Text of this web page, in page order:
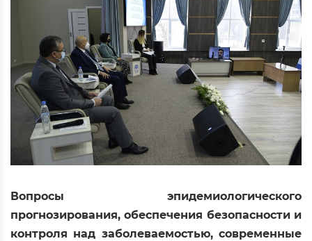
Вопросы эпидемиологического
прогнозирования, обеспечения безопасности и
контроля над заболеваемостью, современные